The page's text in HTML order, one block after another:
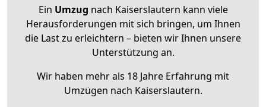
Ein Umzug nach Kaiserslautern kann viele
Herausforderungen mit sich bringen, um Ihnen
die Last zu erleichtern – bieten wir Ihnen unsere
Unterstützung an.
Wir haben mehr als 18 Jahre Erfahrung mit
Umzügen nach Kaiserslautern.